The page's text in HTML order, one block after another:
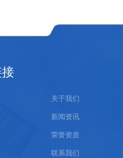
关于我们
新闻资讯
荣誉资质
联系我们